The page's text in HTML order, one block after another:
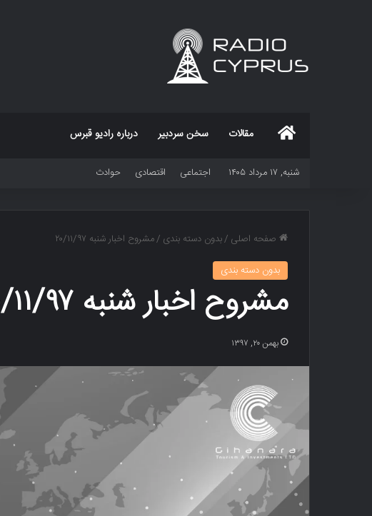
خانه مقالات سخن سردبیر درباره رادیو قبرس
شنبه, ۱۷ مرداد ۱۴۰۵ اجتماعی اقتصادی حوادث
صفحه اصلی /بدون دسته بندی /مشروح اخبار شنبه ‍۲۰/۱۱/۹۷
بدون دسته بندی
مشروح اخبار شنبه ‍۲۰/۱۱/۹۷
بهمن ۲۰, ۱۳۹۷